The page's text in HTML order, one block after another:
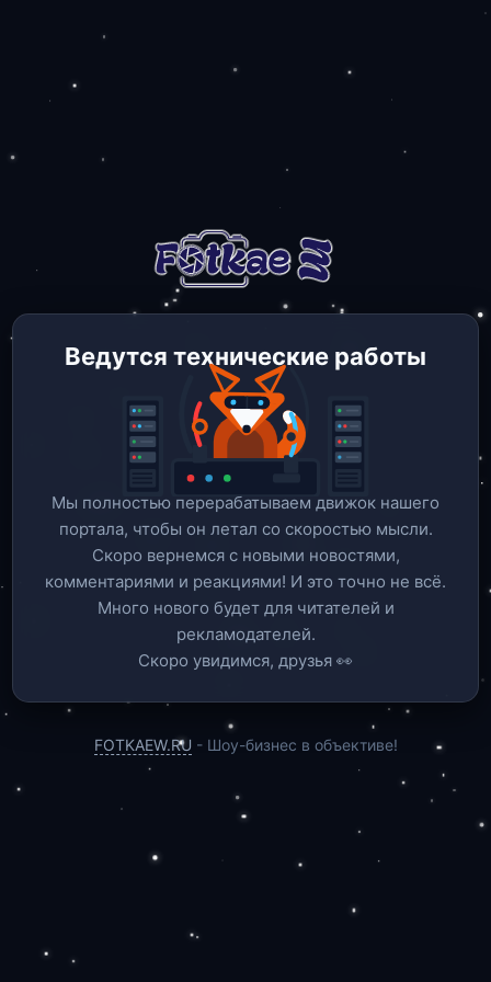
Ведутся технические работы
Мы полностью перерабатываем движок нашего
портала, чтобы он летал со скоростью мысли.
Скоро вернемся c новыми новостями,
комментариями и реакциями! И это точно не всё.
Много нового будет для читателей и
рекламодателей.
Скоро увидимся, друзья 👀
FOTKAEW.RU - Шоу-бизнес в объективе!